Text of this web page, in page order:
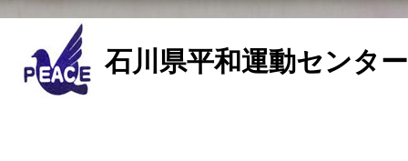
石川県平和運動センタ